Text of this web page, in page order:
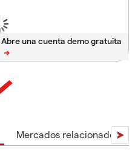
Mercados relacionados